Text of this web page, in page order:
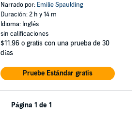
Narrado por: Emilie Spaulding
Duración: 2 h y 14 m
Idioma: Inglés
sin calificaciones
$11.96 o gratis con una prueba de 30
días
Pruebe Estándar gratis
Página 1 de 1